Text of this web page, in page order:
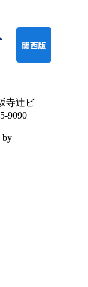
寺辻ビ
9090
by